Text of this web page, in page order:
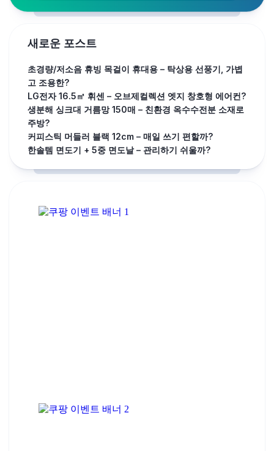
새로운 포스트
초경량/저소음 휴빙 목걸이 휴대용 – 탁상용 선풍기, 가볍
고 조용한?
LG전자 16.5㎡ 휘센 – 오브제컬렉션 엣지 창호형 에어컨?
생분해 싱크대 거름망 150매 – 친환경 옥수수전분 소재로
주방?
커피스틱 머들러 블랙 12cm – 매일 쓰기 편할까?
한솔템 면도기 + 5중 면도날 – 관리하기 쉬울까?